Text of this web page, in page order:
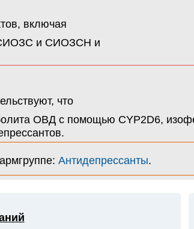
включая
СИОЗС и СИОЗСН и
что
ОВД с помощью CYP2D6,
Антидепрессанты.